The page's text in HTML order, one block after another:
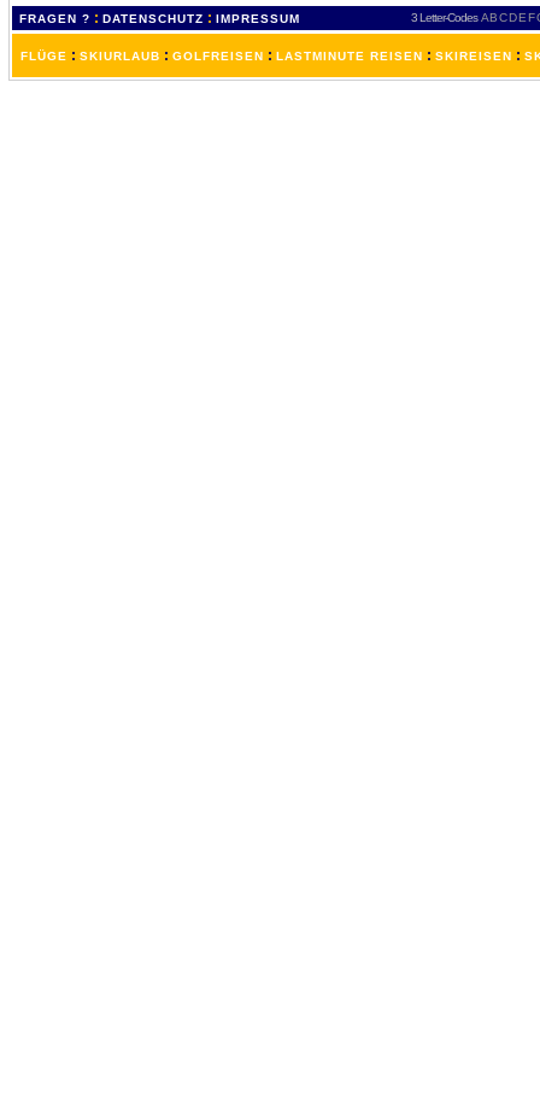
FRAGEN ? : DATENSCHUTZ : IMPRESSUM 3 Letter-Codes ABCDEF
FLÜGE : SKIURLAUB : GOLFREISEN : LASTMINUTE REISEN : SKIREISEN :